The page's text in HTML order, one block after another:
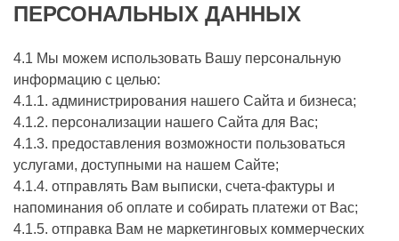
ПЕРСОНАЛЬНЫХ ДАННЫХ
4.1 Мы можем использовать Вашу персональную
информацию с целью:
4.1.1. администрирования нашего Сайта и бизнеса;
4.1.2. персонализации нашего Сайта для Вас;
4.1.3. предоставления возможности пользоваться
услугами, доступными на нашем Сайте;
4.1.4. отправлять Вам выписки, счета-фактуры и
напоминания об оплате и собирать платежи от Вас;
4.1.5. отправка Вам не маркетинговых коммерческих